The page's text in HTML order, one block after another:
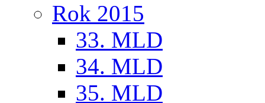
Rok 2015
33. MLD
34. MLD
35. MLD